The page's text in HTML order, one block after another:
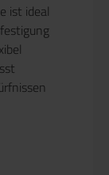
ist ideal